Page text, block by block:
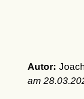
Autor:
am